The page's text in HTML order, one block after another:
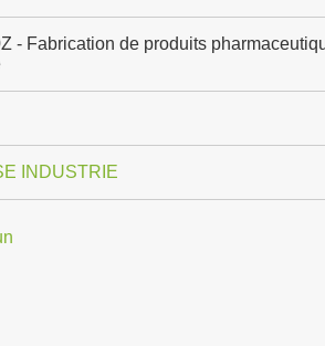
- Fabrication de produits
INDUSTRIE